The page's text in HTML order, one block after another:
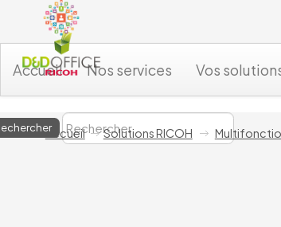
Accueil Nos services Vos
Accueil Solutions RICOH